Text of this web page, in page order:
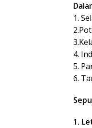
1.
4.
5.
6.
1.